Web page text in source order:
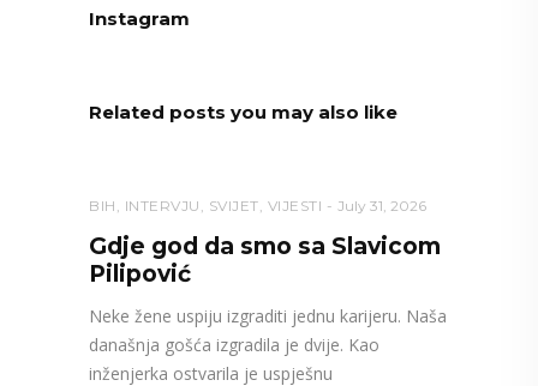
Instagram
Related posts you may also like
BIH INTERVJU SVIJET VIJESTI July 31, 2026
Gdje god da smo sa Slavicom
Pilipović
Neke žene uspiju izgraditi jednu karijeru. Naša
današnja gošća izgradila je dvije. Kao
inženjerka ostvarila je uspješnu